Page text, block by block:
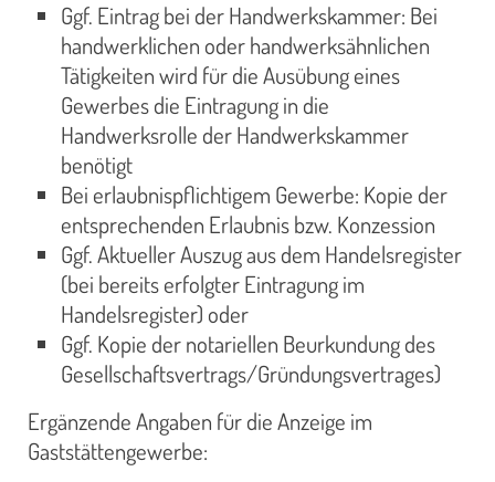
Ggf. Eintrag bei der Handwerkskammer: Bei
handwerklichen oder handwerksähnlichen
Tätigkeiten wird für die Ausübung eines
Gewerbes die Eintragung in die
Handwerksrolle der Handwerkskammer
benötigt
Bei erlaubnispflichtigem Gewerbe: Kopie der
entsprechenden Erlaubnis bzw. Konzession
Ggf. Aktueller Auszug aus dem Handelsregister
(bei bereits erfolgter Eintragung im
Handelsregister) oder
Ggf. Kopie der notariellen Beurkundung des
Gesellschaftsvertrags/Gründungsvertrages)
Ergänzende Angaben für die Anzeige im
Gaststättengewerbe: